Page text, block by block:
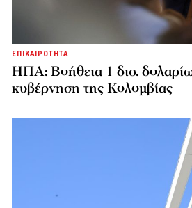
ΕΠΙΚΑΙΡΟΤΗΤΑ
ΗΠΑ: Βοήθεια 1 δισ.
κυβέρνηση της Κολομβίας